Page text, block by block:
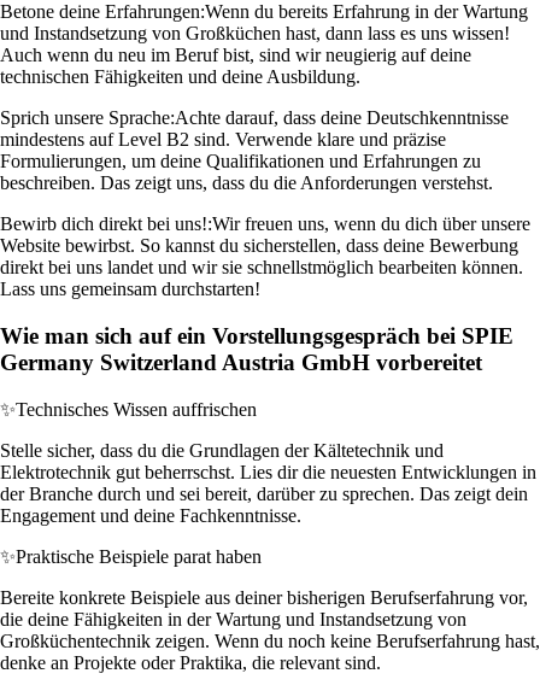
Betone deine Erfahrungen:Wenn du bereits Erfahrung in der Wartung
und Instandsetzung von Großküchen hast, dann lass es uns wissen!
Auch wenn du neu im Beruf bist, sind wir neugierig auf deine
technischen Fähigkeiten und deine Ausbildung.
Sprich unsere Sprache:Achte darauf, dass deine Deutschkenntnisse
mindestens auf Level B2 sind. Verwende klare und präzise
Formulierungen, um deine Qualifikationen und Erfahrungen zu
beschreiben. Das zeigt uns, dass du die Anforderungen verstehst.
Bewirb dich direkt bei uns!:Wir freuen uns, wenn du dich über unsere
Website bewirbst. So kannst du sicherstellen, dass deine Bewerbung
direkt bei uns landet und wir sie schnellstmöglich bearbeiten können.
Lass uns gemeinsam durchstarten!
Wie man sich auf ein Vorstellungsgespräch bei SPIE
Germany Switzerland Austria GmbH vorbereitet
✨Technisches Wissen auffrischen
Stelle sicher, dass du die Grundlagen der Kältetechnik und
Elektrotechnik gut beherrschst. Lies dir die neuesten Entwicklungen in
der Branche durch und sei bereit, darüber zu sprechen. Das zeigt dein
Engagement und deine Fachkenntnisse.
✨Praktische Beispiele parat haben
Bereite konkrete Beispiele aus deiner bisherigen Berufserfahrung vor,
die deine Fähigkeiten in der Wartung und Instandsetzung von
Großküchentechnik zeigen. Wenn du noch keine Berufserfahrung hast,
denke an Projekte oder Praktika, die relevant sind.